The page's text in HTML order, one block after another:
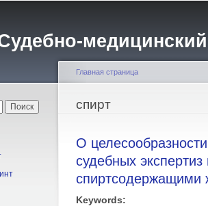
Вы здесь
Главная страница
спирт
О
судебных
спиртсодержащими
Keywords: